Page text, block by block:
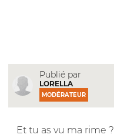
Publié par
LORELLA
MODÉRATEUR
Et tu as vu ma rime ?